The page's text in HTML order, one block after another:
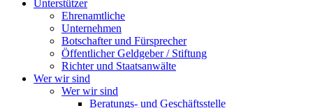
Unterstützer
Ehrenamtliche
Unternehmen
Botschafter und Fürsprecher
Öffentlicher Geldgeber / Stiftung
Richter und Staatsanwälte
Wer wir sind
Wer wir sind
Beratungs- und Geschäftsstelle